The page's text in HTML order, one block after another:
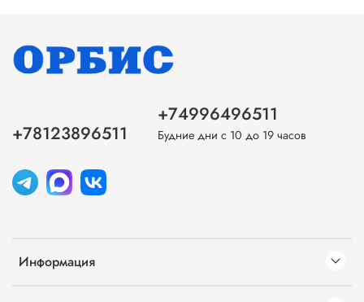
Информация
+78123896511
+74996496511
Будние дни с 10 до 19 часов